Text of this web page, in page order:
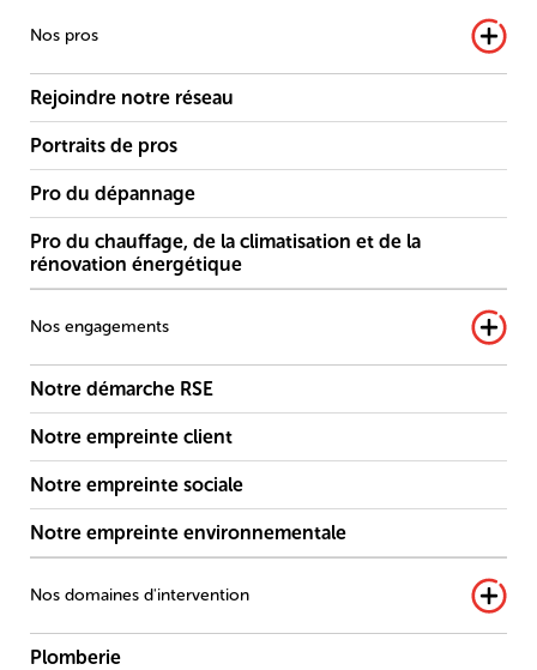
Nos pros
Rejoindre notre réseau
Portraits de pros
Pro du dépannage
Pro du chauffage, de la climatisation et de la
rénovation énergétique
Nos engagements
Notre démarche RSE
Notre empreinte client
Notre empreinte sociale
Notre empreinte environnementale
Nos domaines d'intervention
Plomberie